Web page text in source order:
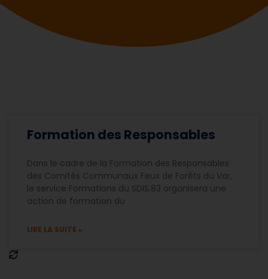
Formation des Responsables
Dans le cadre de la Formation des Responsables
des Comités Communaux Feux de Forêts du Var,
le service Formations du SDIS.83 organisera une
action de formation du
LIRE LA SUITE »